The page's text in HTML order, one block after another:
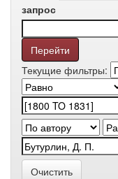
запрос
Текущие фильтры:
Очистить